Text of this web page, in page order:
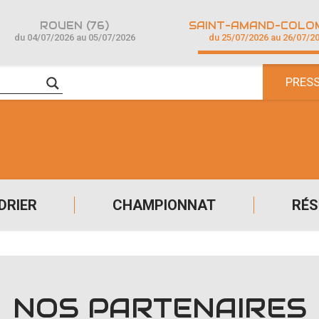
CHAMPIONNAT
ROUEN (76)
du 04/07/2026 au 05/07/2026 du 25/07/2026 au 26/07/
NOS PARTENAIRES